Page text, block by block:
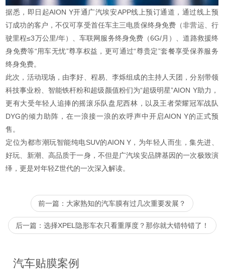
据悉，即日起AION Y开通广汽埃安APP线上预订通道，通过线上预
订成功的客户，不仅可享受首任车主三电质保终身免费（非营运、行
驶里程≤3万公里/年）、车联网服务终身免费（6G/月）、道路救援终
身免费等“用车无忧”尊享权益，更可通过“尊贵定”套餐享受保养服务
终身免费。
此次，活动现场，由李好、程易、李烁组成的主持人天团，分别带领
科技事业粉、智能铁杆粉和超级颜值粉们为“超级明星”AION Y助力，
更有大受年轻人追捧的摇滚乐队盘尼西林，以及王者荣耀冠军战队
DYG的倾力助阵，在一浪接一浪的欢呼声中开启AION Y的正式预
售。
定位为都市潮玩智能纯电SUV的AION Y，为年轻人而生，集先进、
好玩、新潮、高品质于一身，不但是广汽埃安品牌基因的一次极致演
绎，更是对年轻Z世代的一次深入解读。
前一篇：大家熟知的汽车膜有过几次重要发展？
后一篇：选择XPEL隐形车衣只看重厚度？那你就大错特错了！
汽车贴膜案例